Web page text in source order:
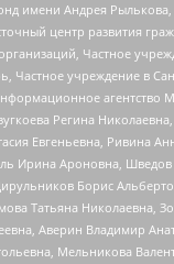
имени Андрея
центр развития
Частное
учреждение в
Регина
Евгеньевна,
Ирина Ароновна,
Борис
Татьяна
Аверин Владимир
Мельникова